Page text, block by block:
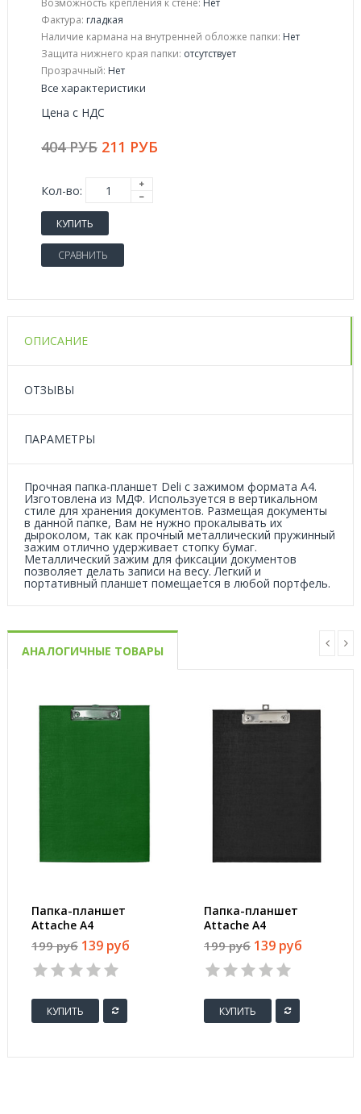
Возможность крепления к стене: Нет
Фактура: гладкая
Наличие кармана на внутренней обложке папки: Нет
Защита нижнего края папки: отсутствует
Прозрачный: Нет
Все характеристики
Цена с НДС
404 РУБ 211 РУБ
Кол-во:
КУПИТЬ
СРАВНИТЬ
ОПИСАНИЕ
ОТЗЫВЫ
ПАРАМЕТРЫ
Прочная папка-планшет Deli с зажимом формата А4.
Изготовлена из МДФ. Используется в вертикальном
стиле для хранения документов. Размещая документы
в данной папке, Вам не нужно прокалывать их
дыроколом, так как прочный металлический пружинный
зажим отлично удерживает стопку бумаг.
Металлический зажим для фиксации документов
позволяет делать записи на весу. Легкий и
портативный планшет помещается в любой портфель.
АНАЛОГИЧНЫЕ ТОВАРЫ
Папка-планшет
Attache A4
картонная зеленая
без крышки
199 руб 139 руб
КУПИТЬ
Папка-планшет
Attache A4
картонная черная
без крышки
199 руб 139 руб
КУПИТЬ